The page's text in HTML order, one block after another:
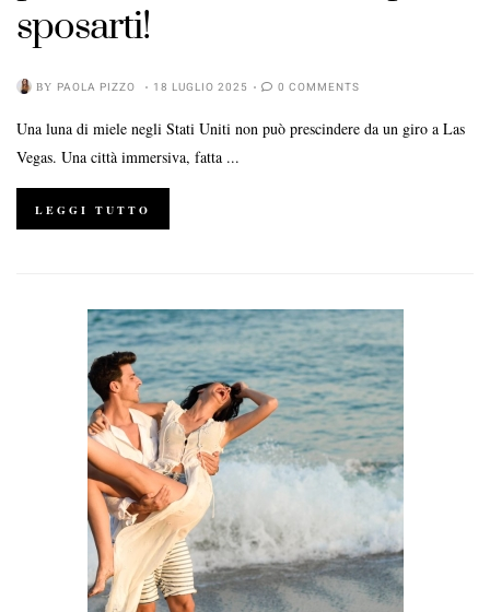
sposarti!
BY PAOLA PIZZO 18 LUGLIO 2025 0 COMMENTS
Una luna di miele negli Stati Uniti non può prescindere da un giro a Las
Vegas. Una città immersiva, fatta ...
LEGGI TUTTO